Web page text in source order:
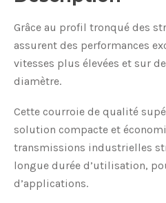
Grâce au profil tronqué des
assurent des performances
vitesses plus élevées et sur
diamètre.
Cette courroie de qualité
solution compacte et
transmissions industrielles
longue durée d’utilisation,
d’applications.